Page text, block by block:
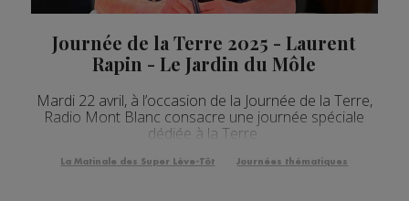
Journée de la Terre 2025 - Laurent
Rapin - Le Jardin du Môle
Mardi 22 avril, à l’occasion de la Journée de la Terre,
Radio Mont Blanc consacre une journée spéciale
dédiée à la Terre.
La Matinale des Super Lève-Tôt Journées thématiques